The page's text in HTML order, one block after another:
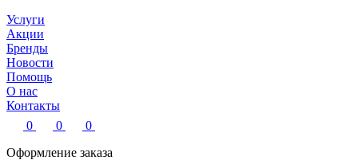
Услуги
Акции
Бренды
Новости
Помощь
О нас
Контакты
0
0
0
Оформление заказа